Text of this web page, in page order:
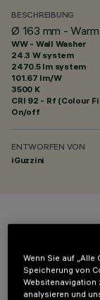
BESCHREIBUNG
Ø 163 mm -
WW - Wall Washer
24.3 W system
2470.5 lm system
101.67 lm/W
3500 K
CRI 92 - Rf (Colour
On/off
ENTWORFEN VON
iGuzzini
FARBE
Wenn Sie auf
Speicherung von
Websitenavigation
analysieren und